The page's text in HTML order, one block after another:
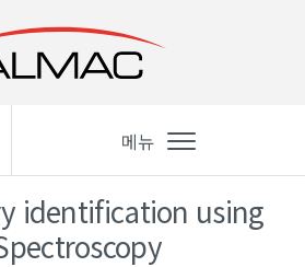
메뉴
identification using